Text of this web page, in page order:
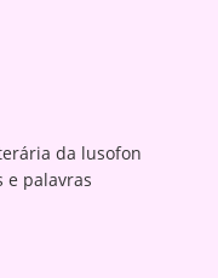
da lusofonia
palavras